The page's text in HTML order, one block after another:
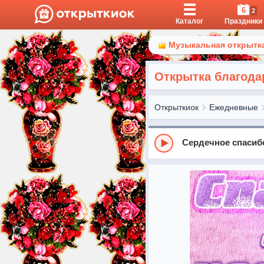
Каталог
6 2
Праздники
Музыкальная
Открытка
Открыткиок Ежедневные
Сердечное